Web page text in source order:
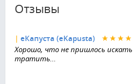
Отзывы
| еКапуста (eKapusta)
Хорошо, что не пришлось
тратить...